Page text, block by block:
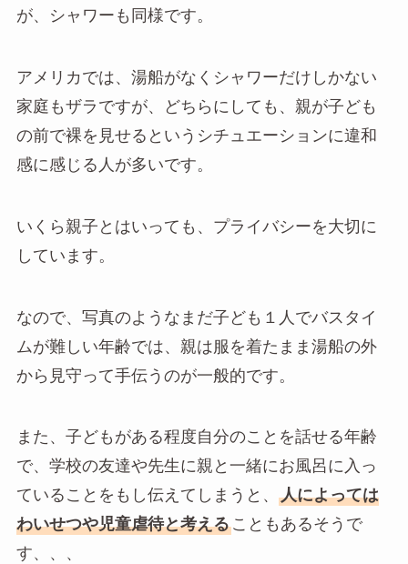
が、シャワーも同様です。
アメリカでは、湯船がなくシャワーだけしかない
家庭もザラですが、どちらにしても、親が子ども
の前で裸を見せるというシチュエーションに違和
感に感じる人が多いです。
いくら親子とはいっても、プライバシーを大切に
しています。
なので、写真のような まだ子ども１人でバスタイ
ムが難しい年齢では、親は服を着たまま湯船の外
から見守って手伝うのが一般的です。
また、子どもがある程度自分のことを話せる年齢
で、学校の友達や先生に親と一緒にお風呂に入っ
ていることをもし伝えてしまうと、 人によっては
わいせつや児童虐待と考えることもあるそうで
す、、、